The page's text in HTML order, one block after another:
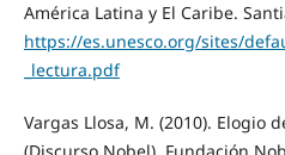
América Latina y El Caribe.
https://es.unesco.org/sites/
_lectura.pdf
Vargas Llosa, M. (2010). Elogio